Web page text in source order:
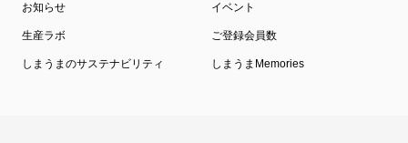
お知らせ イベント
生産ラボ ご登録会員数
しまうまのサステナビリティ しまうまMemories